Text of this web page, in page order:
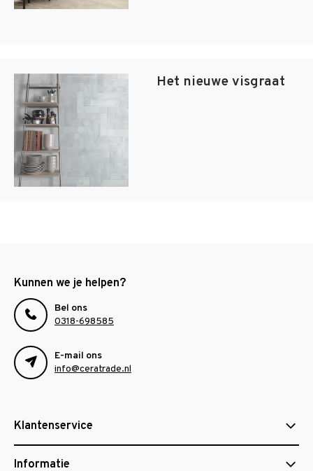
Het nieuwe visgraat
Kunnen we je helpen?
Bel ons
0318-698585
E-mail ons
info@ceratrade.nl
Klantenservice
Informatie